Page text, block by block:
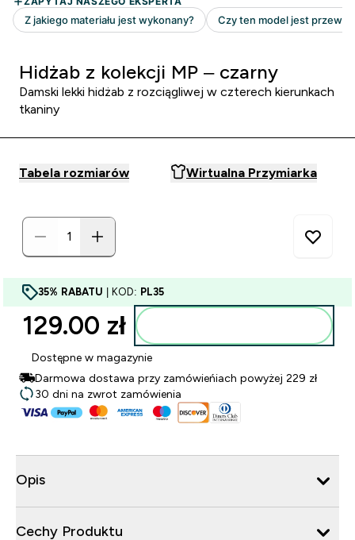
Hidżab z kolekcji MP – czarny
Damski lekki hidżab z rozciągliwej w czterech kierunkach
tkaniny
Tabela rozmiarów Wirtualna Przymiarka
35% RABATU | KOD: PL35
129.00 zł‎
Dostępne w magazynie
Darmowa dostawa przy zamówieńiach powyżej 229 zł
30 dni na zwrot zamówienia
Opis
Cechy Produktu